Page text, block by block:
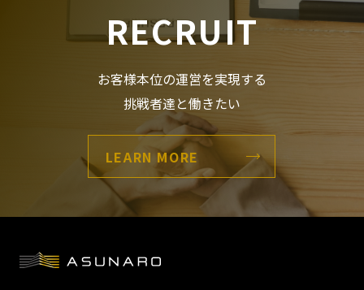
RECRUIT
お客様本位の運営を実現する
挑戦者達と働きたい
LEARN MORE